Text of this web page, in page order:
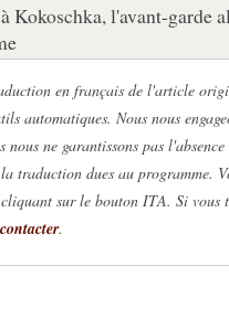
Kokoschka, l'avant-garde
en français de l'article
automatiques. Nous nous
nous ne garantissons pas
traduction dues au programme.
sur le bouton ITA. Si vous
.